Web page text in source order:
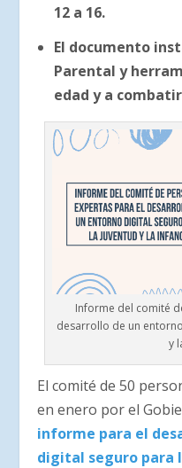
12 a 16.
El documento
Parental y
edad y a
Informe del comité
desarrollo de un
y
El comité de 50
en enero por el
informe para el
digital seguro para